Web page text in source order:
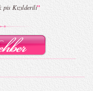
pis Kızılderili”